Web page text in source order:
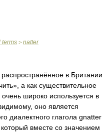
terms > natter
в Британии
а как существительное
широко используется в
оно является
диалектного глагола gnatter
вместе со значением